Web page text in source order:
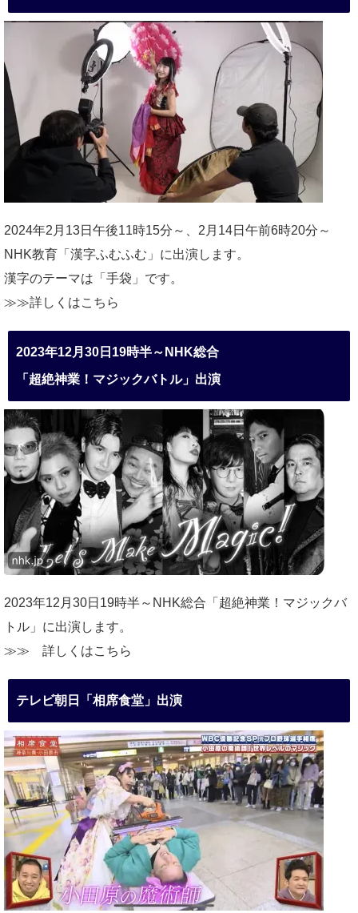
2024年2月13日午後11時15分～、2月14日午前6時20分～
NHK教育「漢字ふむふむ」に出演します。
漢字のテーマは「手袋」です。
≫≫詳しくはこちら
2023年12月30日19時半～NHK総合
「超絶神業！マジックバトル」出演
2023年12月30日19時半～NHK総合「超絶神業！マジックバ
トル」に出演します。
≫≫ 詳しくはこちら
テレビ朝日「相席食堂」出演